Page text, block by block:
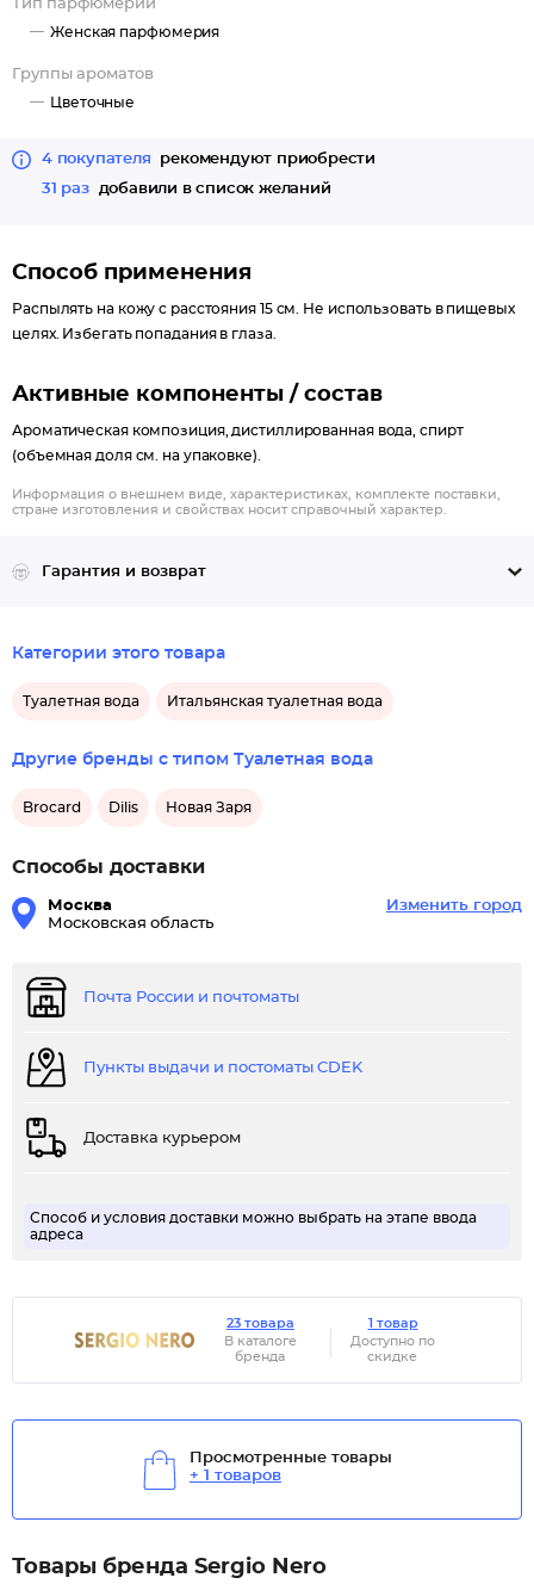
Направление композиции: цветочные.
Ноты "сердца": амбра, гардения, жасмин, роза, цветок
имбиря.
сандал.
Тип парфюмерии
Женская парфюмерия
Группы ароматов
Цветочные
4 покупателя
рекомендуют приобрести
31 раз
добавили в список желаний
Способ применения
Распылять на кожу с расстояния 15 см. Не использовать в пищевых
целях. Избегать попадания в глаза.
Активные компоненты / состав
Ароматическая композиция, дистиллированная вода, спирт
(объемная доля см. на упаковке).
Информация о внешнем виде, характеристиках, комплекте поставки,
стране изготовления и свойствах носит справочный характер.
Гарантия и возврат
Категории этого товара
Туалетная вода Итальянская туалетная вода
Другие бренды с типом Туалетная вода
Brocard Dilis Новая Заря
Способы доставки
Москва
Московская область
Изменить город
Почта России и почтоматы
Пункты выдачи и постоматы CDEK
Доставка курьером
Способ и условия доставки можно выбрать на этапе ввода
адреса
23 товара
В каталоге
бренда
1 товар
Доступно по
скидке
Просмотренные товары
+ 1 товаров
Товары бренда Sergio Nero